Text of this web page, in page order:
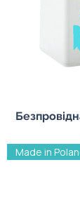
Made in